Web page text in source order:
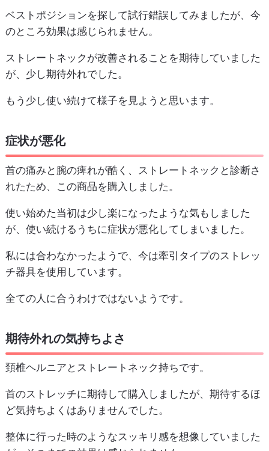
ベストポジションを探して試行錯誤してみましたが、今
のところ効果は感じられません。
ストレートネックが改善されることを期待していました
が、少し期待外れでした。
もう少し使い続けて様子を見ようと思います。
症状が悪化
首の痛みと腕の痺れが酷く、ストレートネックと診断さ
れたため、この商品を購入しました。
使い始めた当初は少し楽になったような気もしました
が、使い続けるうちに症状が悪化してしまいました。
私には合わなかったようで、今は牽引タイプのストレッ
チ器具を使用しています。
全ての人に合うわけではないようです。
期待外れの気持ちよさ
頚椎ヘルニアとストレートネック持ちです。
首のストレッチに期待して購入しましたが、期待するほ
ど気持ちよくはありませんでした。
整体に行った時のようなスッキリ感を想像していました